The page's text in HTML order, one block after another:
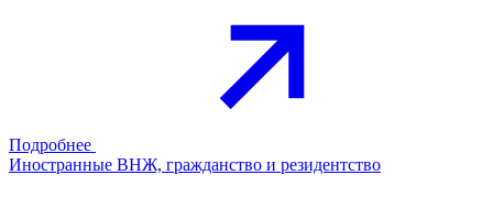
Подробнее
Иностранные ВНЖ, гражданство и резидентство